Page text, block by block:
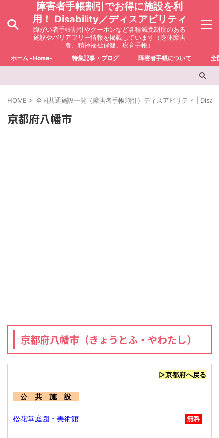
障害者手帳割引でお得に施設を利
用！ Disability／ディスアビリティ
障がい者手帳割引やクーポンなど各種減免制度のある
施設やバリアフリー情報を掲載しています（身体障害
者、精神福祉保健、療育手帳）
ホーム -Home- 特集記事・ブログ 障害者手帳について 全
HOME > 全国共通施設一覧（障害者手帳割引）ディスアビリティ |
京都府八幡市
京都府八幡市（きょうとふ・やわたし）
▷京都府へ戻る
公 共 施 設
松花堂庭園・美術館 無料